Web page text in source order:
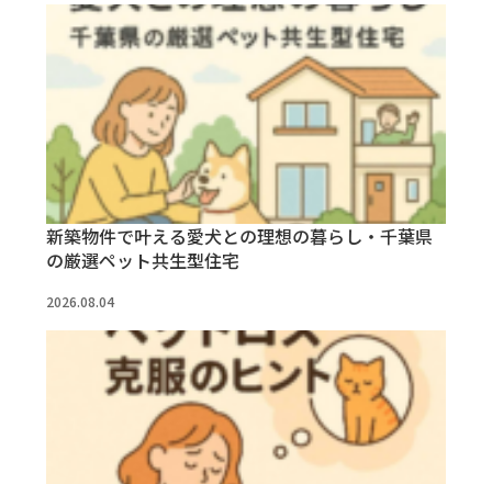
新築物件で叶える愛犬との理想の暮らし・千葉県
の厳選ペット共生型住宅
2026.08.04